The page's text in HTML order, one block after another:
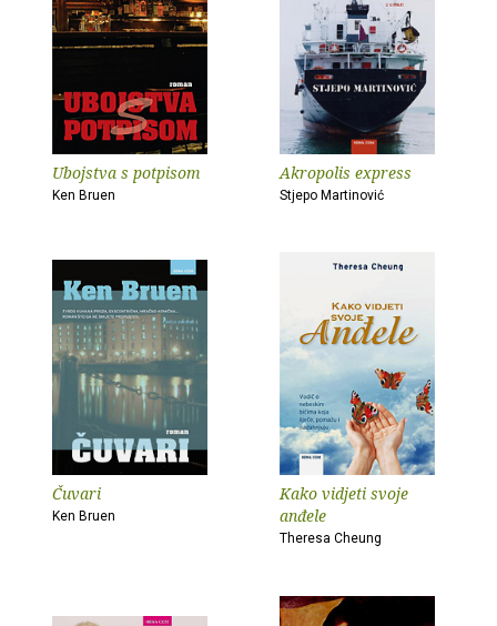
Ubojstva s potpisom
Ken Bruen
Akropolis express
Stjepo Martinović
Čuvari
Ken Bruen
Kako vidjeti svoje
anđele
Theresa Cheung